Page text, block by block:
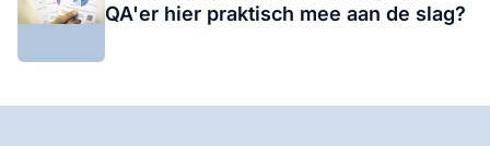
QA'er hier praktisch mee aan de slag?